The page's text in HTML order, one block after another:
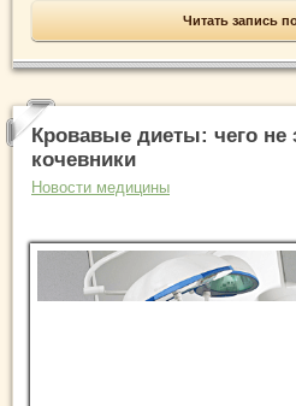
Читать запись
Кровавые диеты: чего не
кочевники
Новости медицины